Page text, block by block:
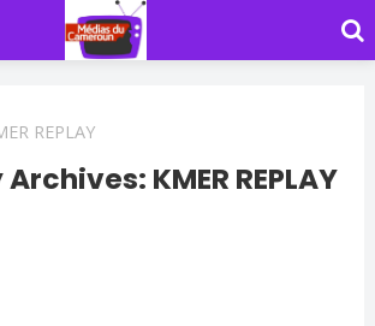
REPLAY
KMER REPLAY